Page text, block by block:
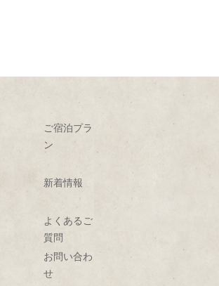
ご宿泊プラ
ン
新着情報
よくあるご
質問
お問い合わ
せ